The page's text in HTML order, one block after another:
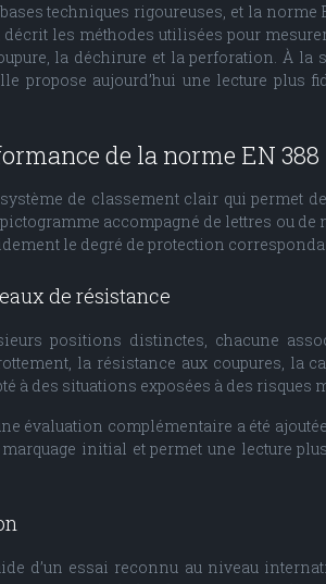
techniques rigoureuses, et la
les méthodes utilisées pour
la déchirure et la perforation. À
propose aujourd’hui une lecture
de la norme EN 388
de classement clair qui
accompagné de lettres ou
le degré de protection
de résistance
positions distinctes, chacune
la résistance aux coupures, la
à des situations exposées à des risques
évaluation complémentaire a été
initial et permet une lecture
d’un essai reconnu au niveau